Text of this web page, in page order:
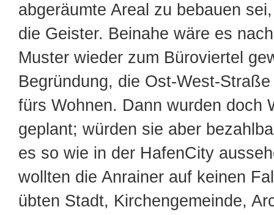
abgeräumte Areal zu bebauen
die Geister. Beinahe wäre es
Muster wieder zum Büroviertel
Begründung, die Ost-West-
fürs Wohnen. Dann wurden doch
geplant; würden sie aber
es so wie in der HafenCity
wollten die Anrainer auf keinen
übten Stadt, Kirchengemeinde,